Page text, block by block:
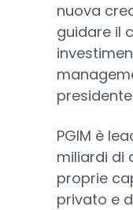
nuova
guidare il
presidente
PGIM è
miliardi di
proprie
privato e